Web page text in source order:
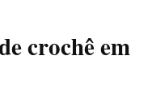
crochê em